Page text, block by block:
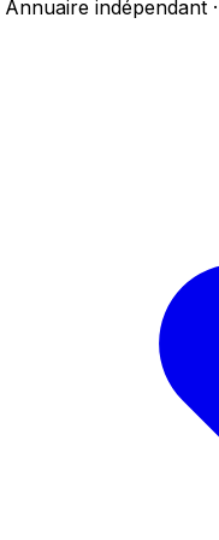
Annuaire indépendant